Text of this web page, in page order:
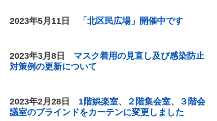
2023年5月11 日 「北区民広場」開催中です
2023年3月8 日 マスク着用の見直し及び感染防止
対策例の更新について
2023年2月28 日 1階娯楽室、２階集会室、３階会
議室のブラインドをカーテンに変更しました